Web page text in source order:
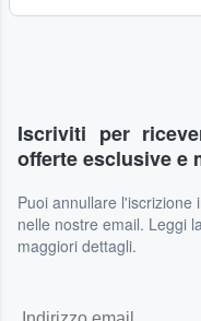
Iscriviti per
offerte esclusive e
Puoi annullare l'iscrizione
nelle nostre email. Leggi
maggiori dettagli.